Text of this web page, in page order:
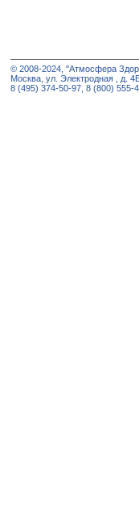
© 2008-2024, "Атмосфера
Москва, ул. Электродная , д.
8 (495) 374-50-97, 8 (800) 555-